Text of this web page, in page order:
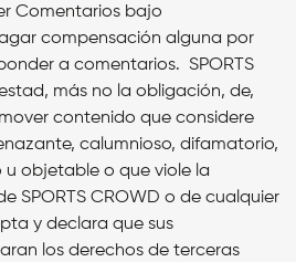
Comentarios bajo
compensación alguna por
a comentarios. SPORTS
más no la obligación, de,
contenido que considere
calumnioso, difamatorio,
objetable o que viole la
SPORTS CROWD o de cualquier
y declara que sus
los derechos de terceras